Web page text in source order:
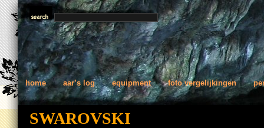
home aar’s log equipment foto vergelijkingen
SWAROVSKI